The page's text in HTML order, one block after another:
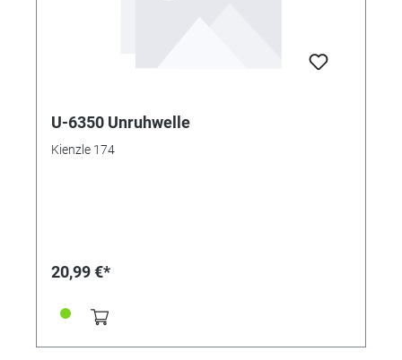
U-6350 Unruhwelle
Kienzle 174
20,99 €*